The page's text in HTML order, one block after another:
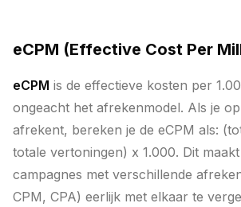
eCPM (Effective Cost Per
eCPM is de effectieve kosten per
ongeacht het afrekenmodel. Als je
afrekent, bereken je de eCPM als:
totale vertoningen) x 1.000. Dit
campagnes met verschillende
CPM, CPA) eerlijk met elkaar te